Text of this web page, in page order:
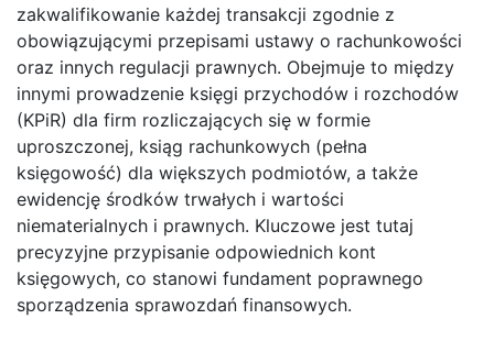
zakwalifikowanie każdej transakcji zgodnie z
obowiązującymi przepisami ustawy o rachunkowości
oraz innych regulacji prawnych. Obejmuje to między
innymi prowadzenie księgi przychodów i rozchodów
(KPiR) dla firm rozliczających się w formie
uproszczonej, ksiąg rachunkowych (pełna
księgowość) dla większych podmiotów, a także
ewidencję środków trwałych i wartości
niematerialnych i prawnych. Kluczowe jest tutaj
precyzyjne przypisanie odpowiednich kont
księgowych, co stanowi fundament poprawnego
sporządzenia sprawozdań finansowych.